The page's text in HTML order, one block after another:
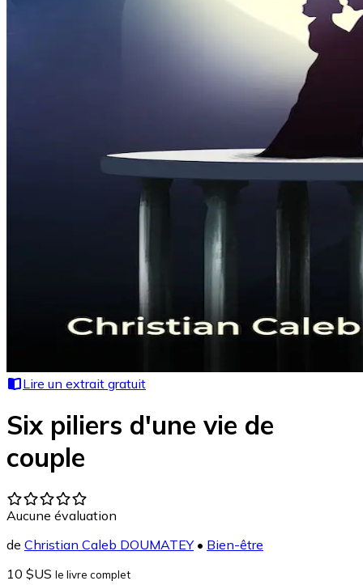
Lire un extrait gratuit
Six piliers d'une vie de
couple
Aucune évaluation
de Christian Caleb DOUMATEY• Bien-être
10 $US le livre complet